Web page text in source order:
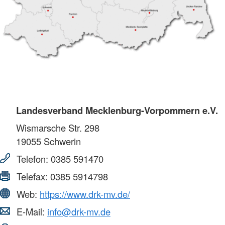
Landesverband Mecklenburg-Vorpommern e.V.
Wismarsche Str. 298
19055 Schwerin
Telefon: 0385 591470
Telefax: 0385 5914798
Web: https://www.drk-mv.de/
E-Mail: info@drk-mv.de